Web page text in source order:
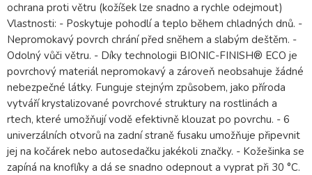
ochrana proti větru (kožíšek lze snadno a rychle odejmout)
Vlastnosti: - Poskytuje pohodlí a teplo během chladných dnů. -
Nepromokavý povrch chrání před sněhem a slabým deštěm. -
Odolný vůči větru. - Díky technologii BIONIC-FINISH® ECO je
povrchový materiál nepromokavý a zároveň neobsahuje žádné
nebezpečné látky. Funguje stejným způsobem, jako příroda
vytváří krystalizované povrchové struktury na rostlinách a
rtech, které umožňují vodě efektivně klouzat po povrchu. - 6
univerzálních otvorů na zadní straně fusaku umožňuje připevnit
jej na kočárek nebo autosedačku jakékoli značky. - Kožešinka se
zapíná na knoflíky a dá se snadno odepnout a vyprat při 30 °C.